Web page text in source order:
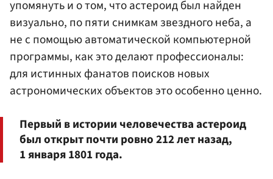
упомянуть и о том, что астероид был найден
визуально, по пяти снимкам звездного неба, а
не с помощью автоматической компьютерной
программы, как это делают профессионалы:
для истинных фанатов поисков новых
астрономических объектов это особенно ценно.
Первый в истории человечества астероид
был открыт почти ровно 212 лет назад,
1 января 1801 года.